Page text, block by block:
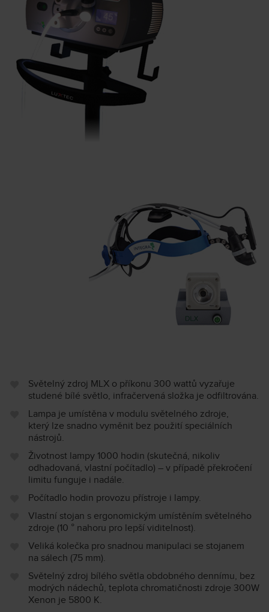
Světelný zdroj MLX o příkonu 300 wattů vyzařuje
studené bílé světlo, infračervená složka je odfiltrována.
Lampa je umístěna v modulu světelného zdroje,
který lze snadno vyměnit bez použití speciálních
nástrojů.
Životnost lampy 1000 hodin (skutečná, nikoliv
odhadovaná, vlastní počítadlo) – v případě překročení
limitu funguje i nadále.
Počítadlo hodin provozu přístroje i lampy.
Vlastní stojan s ergonomickým umístěním světelného
zdroje (10 ° nahoru pro lepší viditelnost).
Veliká kolečka pro snadnou manipulaci se stojanem
na sálech (75 mm).
Světelný zdroj bílého světla obdobného dennímu, bez
modrých nádechů, teplota chromatičnosti zdroje 300W
Xenon je 5800 K.